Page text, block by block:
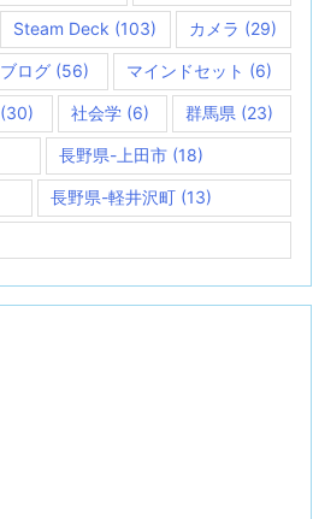
Steam Deck (103) カメラ (29)
ブログ (56) マインドセット (6)
(30) 社会学(6) 群馬県 (23)
長野県-上田市(18)
長野県-軽井沢町 (13)